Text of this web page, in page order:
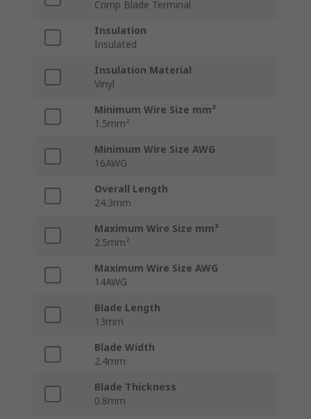
Crimp Blade Terminal
Insulation
Insulated
Insulation Material
Vinyl
Minimum Wire Size mm²
1.5mm²
Minimum Wire Size AWG
16AWG
Overall Length
24.3mm
Maximum Wire Size mm²
2.5mm²
Maximum Wire Size AWG
14AWG
Blade Length
13mm
Blade Width
2.4mm
Blade Thickness
0.8mm